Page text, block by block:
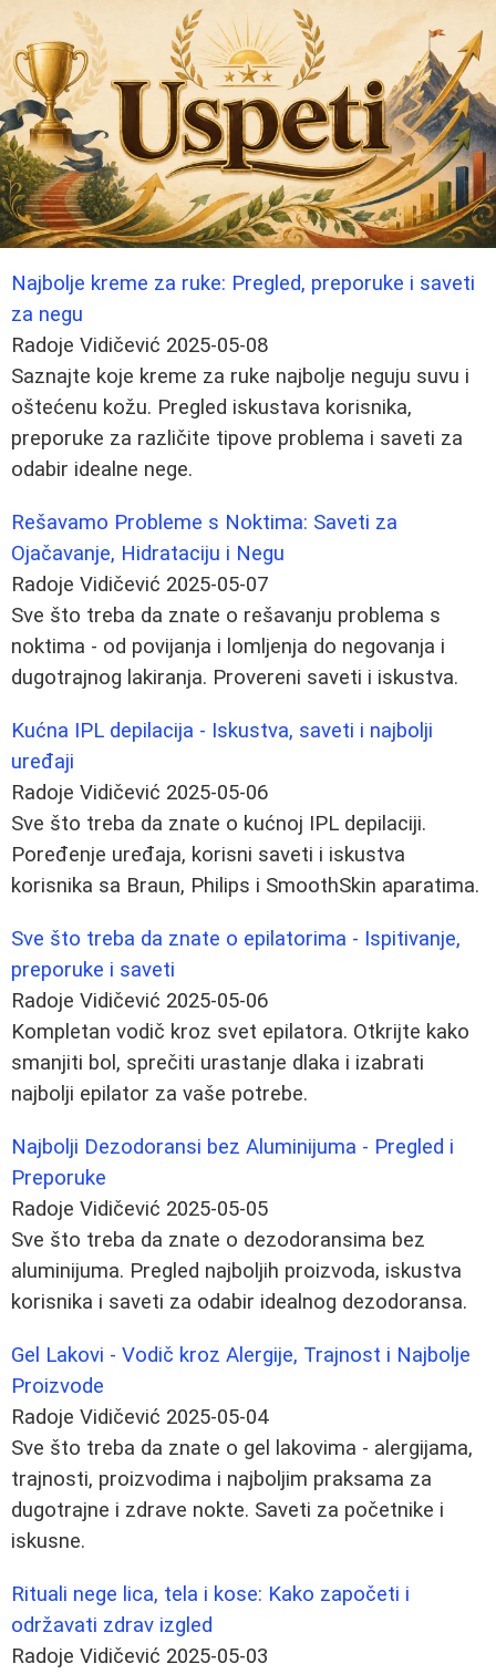
Najbolje kreme za ruke: Pregled, preporuke i saveti
za negu
Radoje Vidičević 2025-05-08
Saznajte koje kreme za ruke najbolje neguju suvu i
oštećenu kožu. Pregled iskustava korisnika,
preporuke za različite tipove problema i saveti za
odabir idealne nege.
Rešavamo Probleme s Noktima: Saveti za
Ojačavanje, Hidrataciju i Negu
Radoje Vidičević 2025-05-07
Sve što treba da znate o rešavanju problema s
noktima - od povijanja i lomljenja do negovanja i
dugotrajnog lakiranja. Provereni saveti i iskustva.
Kućna IPL depilacija - Iskustva, saveti i najbolji
uređaji
Radoje Vidičević 2025-05-06
Sve što treba da znate o kućnoj IPL depilaciji.
Poređenje uređaja, korisni saveti i iskustva
korisnika sa Braun, Philips i SmoothSkin aparatima.
Sve što treba da znate o epilatorima - Ispitivanje,
preporuke i saveti
Radoje Vidičević 2025-05-06
Kompletan vodič kroz svet epilatora. Otkrijte kako
smanjiti bol, sprečiti urastanje dlaka i izabrati
najbolji epilator za vaše potrebe.
Najbolji Dezodoransi bez Aluminijuma - Pregled i
Preporuke
Radoje Vidičević 2025-05-05
Sve što treba da znate o dezodoransima bez
aluminijuma. Pregled najboljih proizvoda, iskustva
korisnika i saveti za odabir idealnog dezodoransa.
Gel Lakovi - Vodič kroz Alergije, Trajnost i Najbolje
Proizvode
Radoje Vidičević 2025-05-04
Sve što treba da znate o gel lakovima - alergijama,
trajnosti, proizvodima i najboljim praksama za
dugotrajne i zdrave nokte. Saveti za početnike i
iskusne.
Rituali nege lica, tela i kose: Kako započeti i
održavati zdrav izgled
Radoje Vidičević 2025-05-03